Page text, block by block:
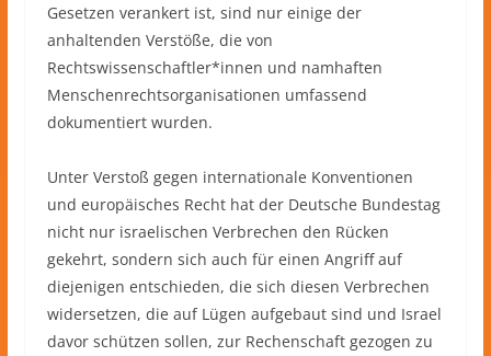
Gesetzen verankert ist, sind nur einige der
anhaltenden Verstöße, die von
Rechtswissenschaftler*innen und namhaften
Menschenrechtsorganisationen umfassend
dokumentiert wurden.
Unter Verstoß gegen internationale Konventionen
und europäisches Recht hat der Deutsche Bundestag
nicht nur israelischen Verbrechen den Rücken
gekehrt, sondern sich auch für einen Angriff auf
diejenigen entschieden, die sich diesen Verbrechen
widersetzen, die auf Lügen aufgebaut sind und Israel
davor schützen sollen, zur Rechenschaft gezogen zu